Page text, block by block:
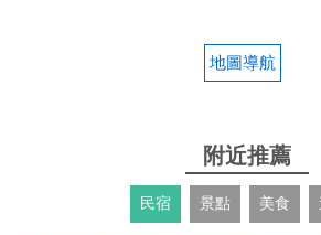
地圖導航
附近推薦
民宿 景點 美食